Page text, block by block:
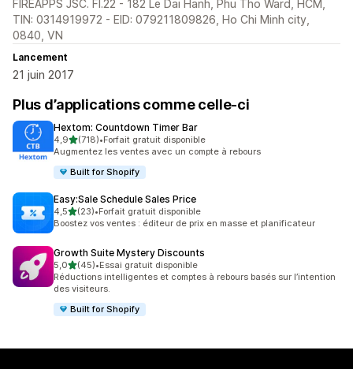
FIREAPPS JSC. Fl.22 - 182 Le Dai Hanh, Phu Tho Ward, HCM,
TIN: 0314919972 - EID: 079211809826, Ho Chi Minh city,
0840, VN
Lancement
21 juin 2017
Plus d’applications comme celle-ci
Hextom: Countdown Timer Bar
4,9étoile(s) sur 5
(718)
718 avis au total
•Forfait gratuit disponible
Augmentez les ventes avec un compte à rebours
Built for Shopify
Easy:Sale Schedule Sales Price
4,5étoile(s) sur 5
(23)
23 avis au total
•Forfait gratuit disponible
Boostez vos ventes : éditeur de prix en masse et planificateur
Growth Suite Mystery Discounts
5,0étoile(s) sur 5
(45)
45 avis au total
•Essai gratuit disponible
Réductions intelligentes et comptes à rebours basés sur l’intention
des visiteurs.
Built for Shopify